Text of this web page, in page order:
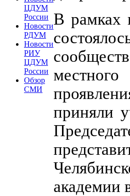
ЦДУМ
России
Новости
РДУМ
Новости
РИУ
ЦДУМ
России
Обзор
СМИ
В рамках
приняли
академии